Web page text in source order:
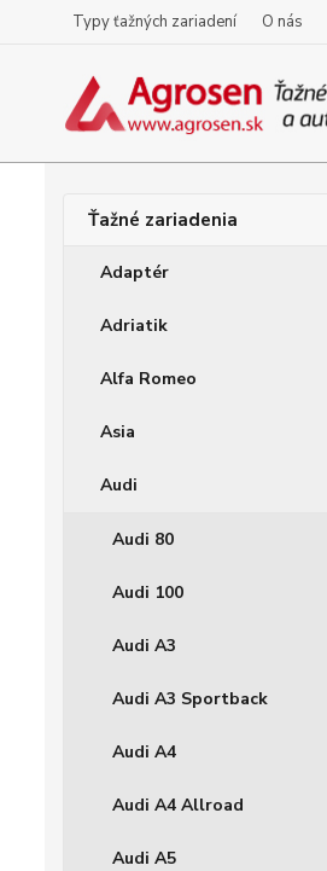
Typy ťažných zariadení O nás
Ťažné zariadenia
Adaptér
Adriatik
Alfa Romeo
Asia
Audi
Audi 80
Audi 100
Audi A3
Audi A3 Sportback
Audi A4
Audi A4 Allroad
Audi A5